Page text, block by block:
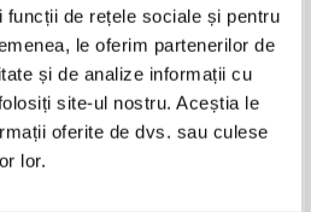
funcții de rețele sociale și pentru
le oferim partenerilor de
și de analize informații cu
site-ul nostru. Aceștia le
oferite de dvs. sau culese
lor.
James Joyce - A portrait of the